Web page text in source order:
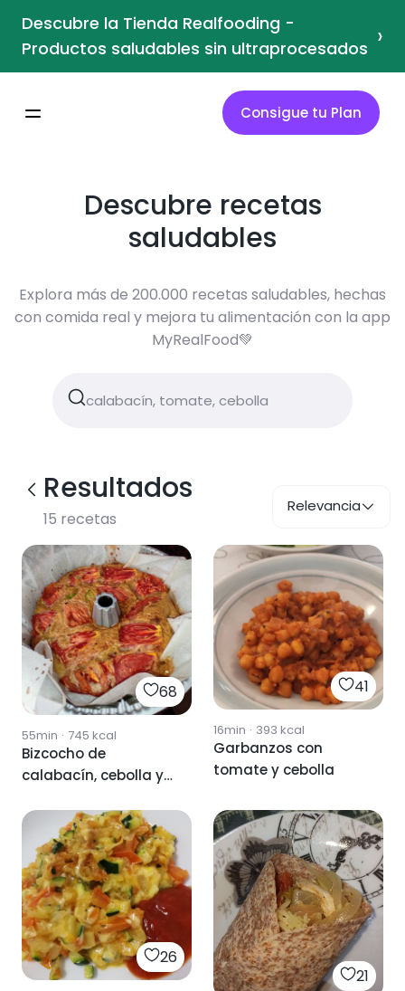
Descubre la Tienda Realfooding -
Productos saludables sin ultraprocesados ›
Consigue tu Plan
Descubre recetas
saludables
Explora más de 200.000 recetas saludables, hechas
con comida real y mejora tu alimentación con la app
MyRealFood💚
Resultados
15 recetas
Relevancia
68
55min · 745 kcal
Bizcocho de
calabacín, cebolla y
41
16min · 393 kcal
Garbanzos con
tomate y cebolla
26
21